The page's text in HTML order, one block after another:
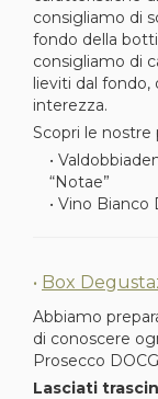
consigliamo di
fondo della
consigliamo di
lieviti dal fondo,
interezza.
Scopri le
•
“Notae”
• Vino Bianco
• Box
Abbiamo
di conoscere
Prosecco
Lasciati